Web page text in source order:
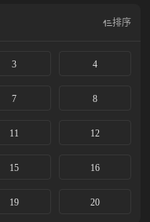
排序
3 4
7 8
11 12
15 16
19 20